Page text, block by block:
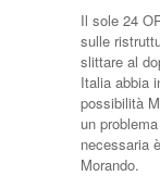
Il sole 24
sulle
slittare al
Italia abbia
possibilità
un
necessaria
Morando.